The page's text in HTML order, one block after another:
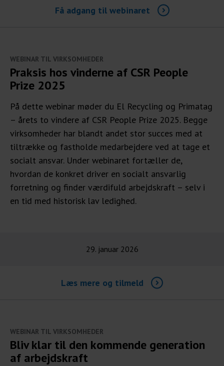
Få adgang til webinaret
WEBINAR TIL VIRKSOMHEDER
Praksis hos vinderne af CSR People
Prize 2025
På dette webinar møder du El Recycling og Primatag
– årets to vindere af CSR People Prize 2025. Begge
virksomheder har blandt andet stor succes med at
tiltrække og fastholde medarbejdere ved at tage et
socialt ansvar. Under webinaret fortæller de,
hvordan de konkret driver en socialt ansvarlig
forretning og finder værdifuld arbejdskraft – selv i
en tid med historisk lav ledighed.
29. januar 2026
Læs mere og tilmeld
WEBINAR TIL VIRKSOMHEDER
Bliv klar til den kommende generation
af arbejdskraft